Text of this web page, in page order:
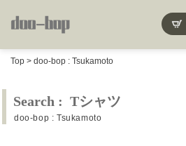
Top > doo-bop : Tsukamoto
Search : Tシャツ
doo-bop : Tsukamoto